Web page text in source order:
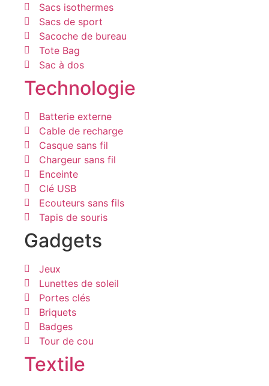
Sacs isothermes
Sacs de sport
Sacoche de bureau
Tote Bag
Sac à dos
Technologie
Batterie externe
Cable de recharge
Casque sans fil
Chargeur sans fil
Enceinte
Clé USB
Ecouteurs sans fils
Tapis de souris
Gadgets
Jeux
Lunettes de soleil
Portes clés
Briquets
Badges
Tour de cou
Textile